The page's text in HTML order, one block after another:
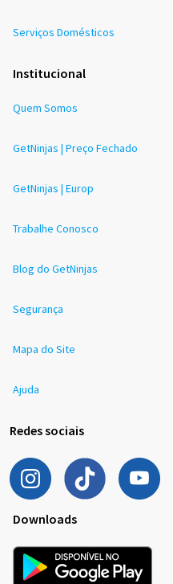
Serviços Domésticos
Institucional
Quem Somos
GetNinjas | Preço Fechado
GetNinjas | Europ
Trabalhe Conosco
Blog do GetNinjas
Segurança
Mapa do Site
Ajuda
Redes sociais
Downloads